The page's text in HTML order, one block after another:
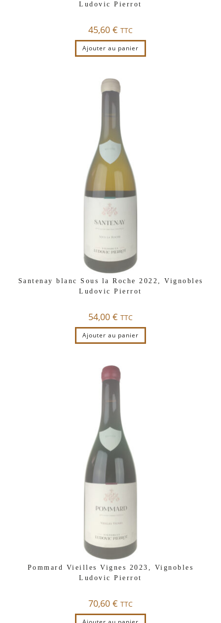
Ludovic Pierrot
45,60 € TTC
Ajouter au panier
Santenay blanc Sous la Roche 2022, Vignobles
Ludovic Pierrot
54,00 € TTC
Ajouter au panier
Pommard Vieilles Vignes 2023, Vignobles
Ludovic Pierrot
70,60 € TTC